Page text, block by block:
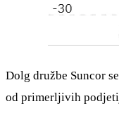
Dolg družbe Suncor
od primerljivih